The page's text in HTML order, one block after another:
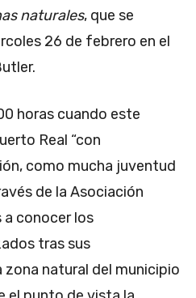
naturales, que se
26 de febrero en el
horas cuando este
Real “con
como mucha juventud
de la Asociación
a conocer los
tras sus
zona natural del municipio